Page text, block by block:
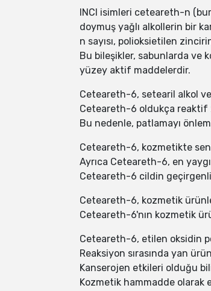
INCI isimleri ceteareth-n
doymuş yağlı alkollerin bir
n sayısı, polioksietilen
Bu bileşikler, sabunlarda ve
yüzey aktif maddelerdir.
Ceteareth-6, setearil alkol
Ceteareth-6 oldukça reaktif
Bu nedenle, patlamayı
Ceteareth-6, kozmetikte
Ayrıca Ceteareth-6, en
Ceteareth-6 cildin
Ceteareth-6, kozmetik
Ceteareth-6'nın kozmetik
Ceteareth-6, etilen oksidin
Reaksiyon sırasında yan
Kanserojen etkileri olduğu
Kozmetik hammadde olarak